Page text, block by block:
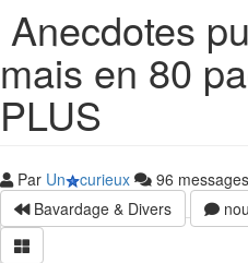
Anecdotes
mais en 80
PLUS
Par Un curieux
96 messages
Bavardage & Divers